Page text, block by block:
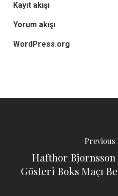
Kayıt akışı
Yorum akışı
WordPress.org
Previous
Hafthor Bjornsson
Gösteri Boks Maçı